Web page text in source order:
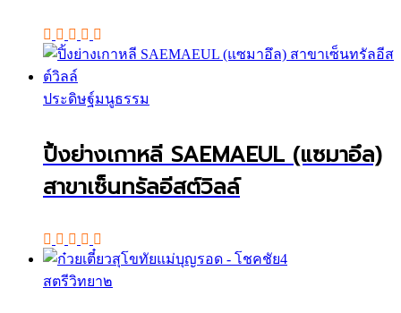
ประดิษฐ์มนูธรรม
ปิ้งย่างเกาหลี SAEMAEUL (แซมาอึล)
สาขาเซ็นทรัลอีสต์วิลล์
สตรีวิทยา๒